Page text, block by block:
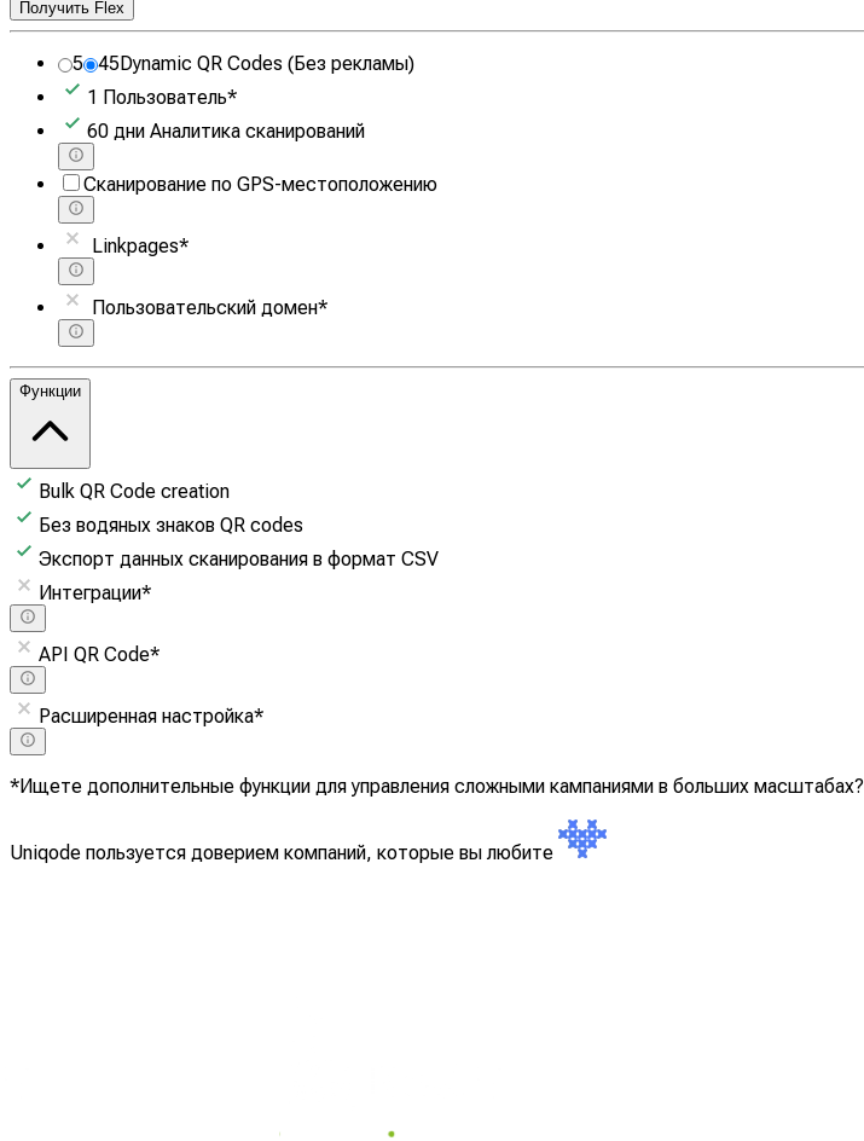
Получить Flex
5 45Dynamic QR Codes (Без рекламы)
1 Пользователь*
60 дни Аналитика сканирований
Сканирование по GPS-местоположению
Linkpages*
Пользовательский домен*
Функции
Bulk QR Code creation
Без водяных знаков QR codes
Экспорт данных сканирования в формат CSV
Интеграции*
API QR Code*
Расширенная настройка*
*Ищете дополнительные функции для управления сложными кампаниями в больших масштабах?
Uniqode пользуется доверием компаний, которые вы любите